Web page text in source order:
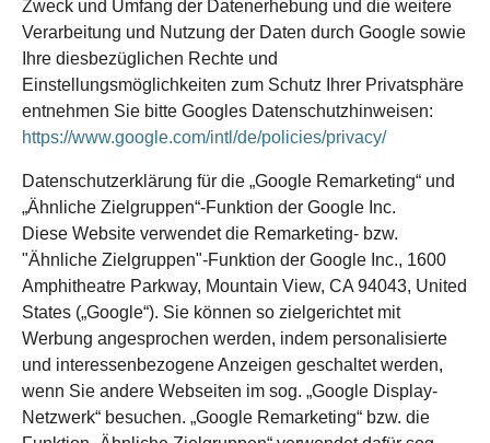
Zweck und Umfang der Datenerhebung und die weitere
Verarbeitung und Nutzung der Daten durch Google sowie
Ihre diesbezüglichen Rechte und
Einstellungsmöglichkeiten zum Schutz Ihrer Privatsphäre
entnehmen Sie bitte Googles Datenschutzhinweisen:
https://www.google.com/intl/de/policies/privacy/
Datenschutzerklärung für die „Google Remarketing“ und
„Ähnliche Zielgruppen“-Funktion der Google Inc.
Diese Website verwendet die Remarketing- bzw.
"Ähnliche Zielgruppen"-Funktion der Google Inc., 1600
Amphitheatre Parkway, Mountain View, CA 94043, United
States („Google“). Sie können so zielgerichtet mit
Werbung angesprochen werden, indem personalisierte
und interessenbezogene Anzeigen geschaltet werden,
wenn Sie andere Webseiten im sog. „Google Display-
Netzwerk“ besuchen. „Google Remarketing“ bzw. die